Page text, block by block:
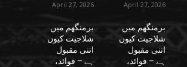
April 27, 2026
برمنگھم میں
شلاجیت کیوں
اتنی مقبول
ہے – فوائد،
April 27, 2026
برمنگھم میں
شلاجیت کیوں
اتنی مقبول
ہے – فوائد،